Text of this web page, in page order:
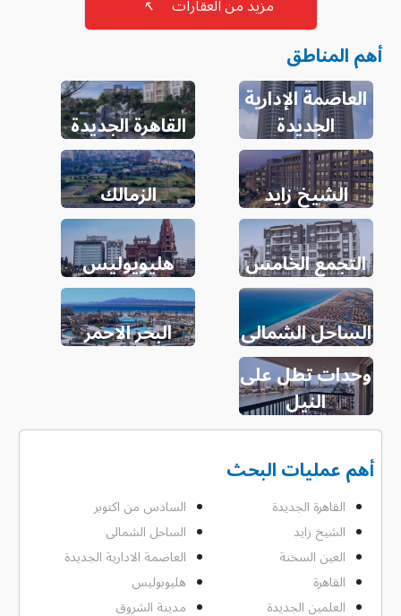
مزيد من العقارات ↖
أهم المناطق
العاصمة الإدارية
الجديدة
القاهرة الجديدة
الشيخ زايد الزمالك
التجمع الخامس هليويوليس
الساحل الشمالى
البحر الاحمر
وحدات تطل على
النيل
أهم عمليات البحث
القاهرة الجديدة
السادس من اكتوبر
الشيخ زايد
الساحل الشمالى
العين السخنة
العاصمة الادارية الجديدة
القاهرة
هليوبوليس
العلمين الجديدة
مدينة الشروق